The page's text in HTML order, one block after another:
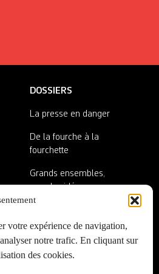
votre expérience de navigation,
notre trafic. En cliquant sur
des cookies.
DOSSIERS
La presse en danger
De la fourche à la
fourchette
Grands ensembles,
grandes idées